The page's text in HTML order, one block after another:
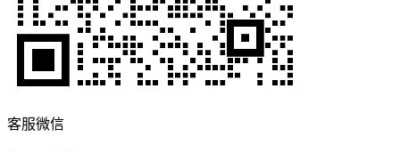
客服微信